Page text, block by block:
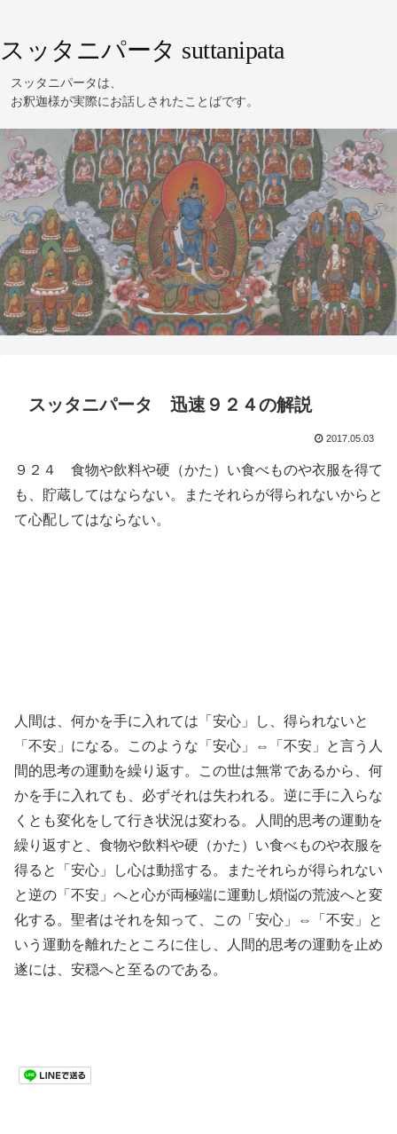
スッタニパータ suttanipata
スッタニパータ 迅速９２４の解説
2017.05.03
９２４ 食物や飲料や硬（かた）い食べものや衣服を得て
も、貯蔵してはならない。またそれらが得られないからと
て心配してはならない。
人間は、何かを手に入れては「安心」し、得られないと
「不安」になる。このような「安心」⇔「不安」と言う人
間的思考の運動を繰り返す。この世は無常であるから、何
かを手に入れても、必ずそれは失われる。逆に手に入らな
くとも変化をして行き状況は変わる。人間的思考の運動を
繰り返すと、食物や飲料や硬（かた）い食べものや衣服を
得ると「安心」し心は動揺する。またそれらが得られない
と逆の「不安」へと心が両極端に運動し煩悩の荒波へと変
化する。聖者はそれを知って、この「安心」⇔「不安」と
いう運動を離れたところに住し、人間的思考の運動を止め
遂には、安穏へと至るのである。